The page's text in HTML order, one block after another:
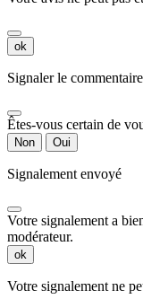
ok
Signaler le commentaire
Êtes-vous certain de
Non Oui
Signalement envoyé
Votre signalement a
modérateur.
ok
Votre signalement ne